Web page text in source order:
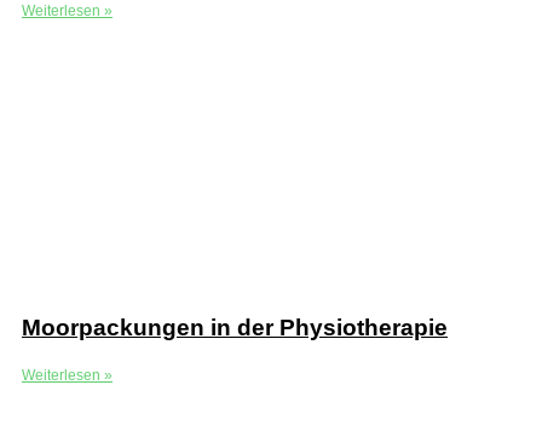
Weiterlesen »
Moorpackungen in der Physiotherapie
Weiterlesen »